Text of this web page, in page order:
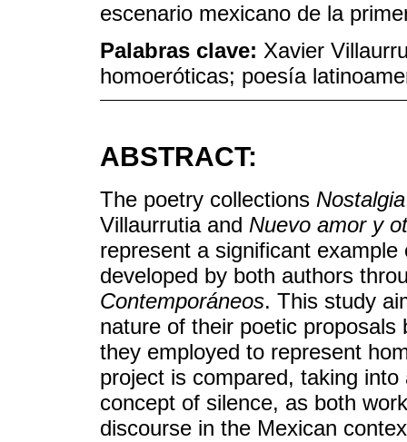
escenario mexicano de la
Palabras clave: Xavier
homoeróticas; poesía
ABSTRACT:
The poetry collections
Villaurrutia and Nuevo amor y
represent a significant
developed by both authors
Contemporáneos. This study
nature of their poetic
they employed to represent
project is compared, taking
concept of silence, as both
discourse in the Mexican